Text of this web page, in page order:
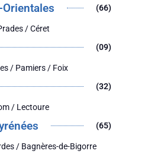
(66)
/ Céret
(09)
/ Pamiers / Foix
(32)
/ Lectoure
(65)
/ Bagnères-de-Bigorre